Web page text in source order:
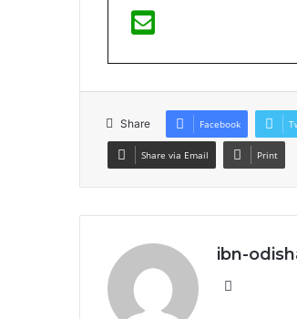
Share Facebook
Share via Email Print
ibn-
Website